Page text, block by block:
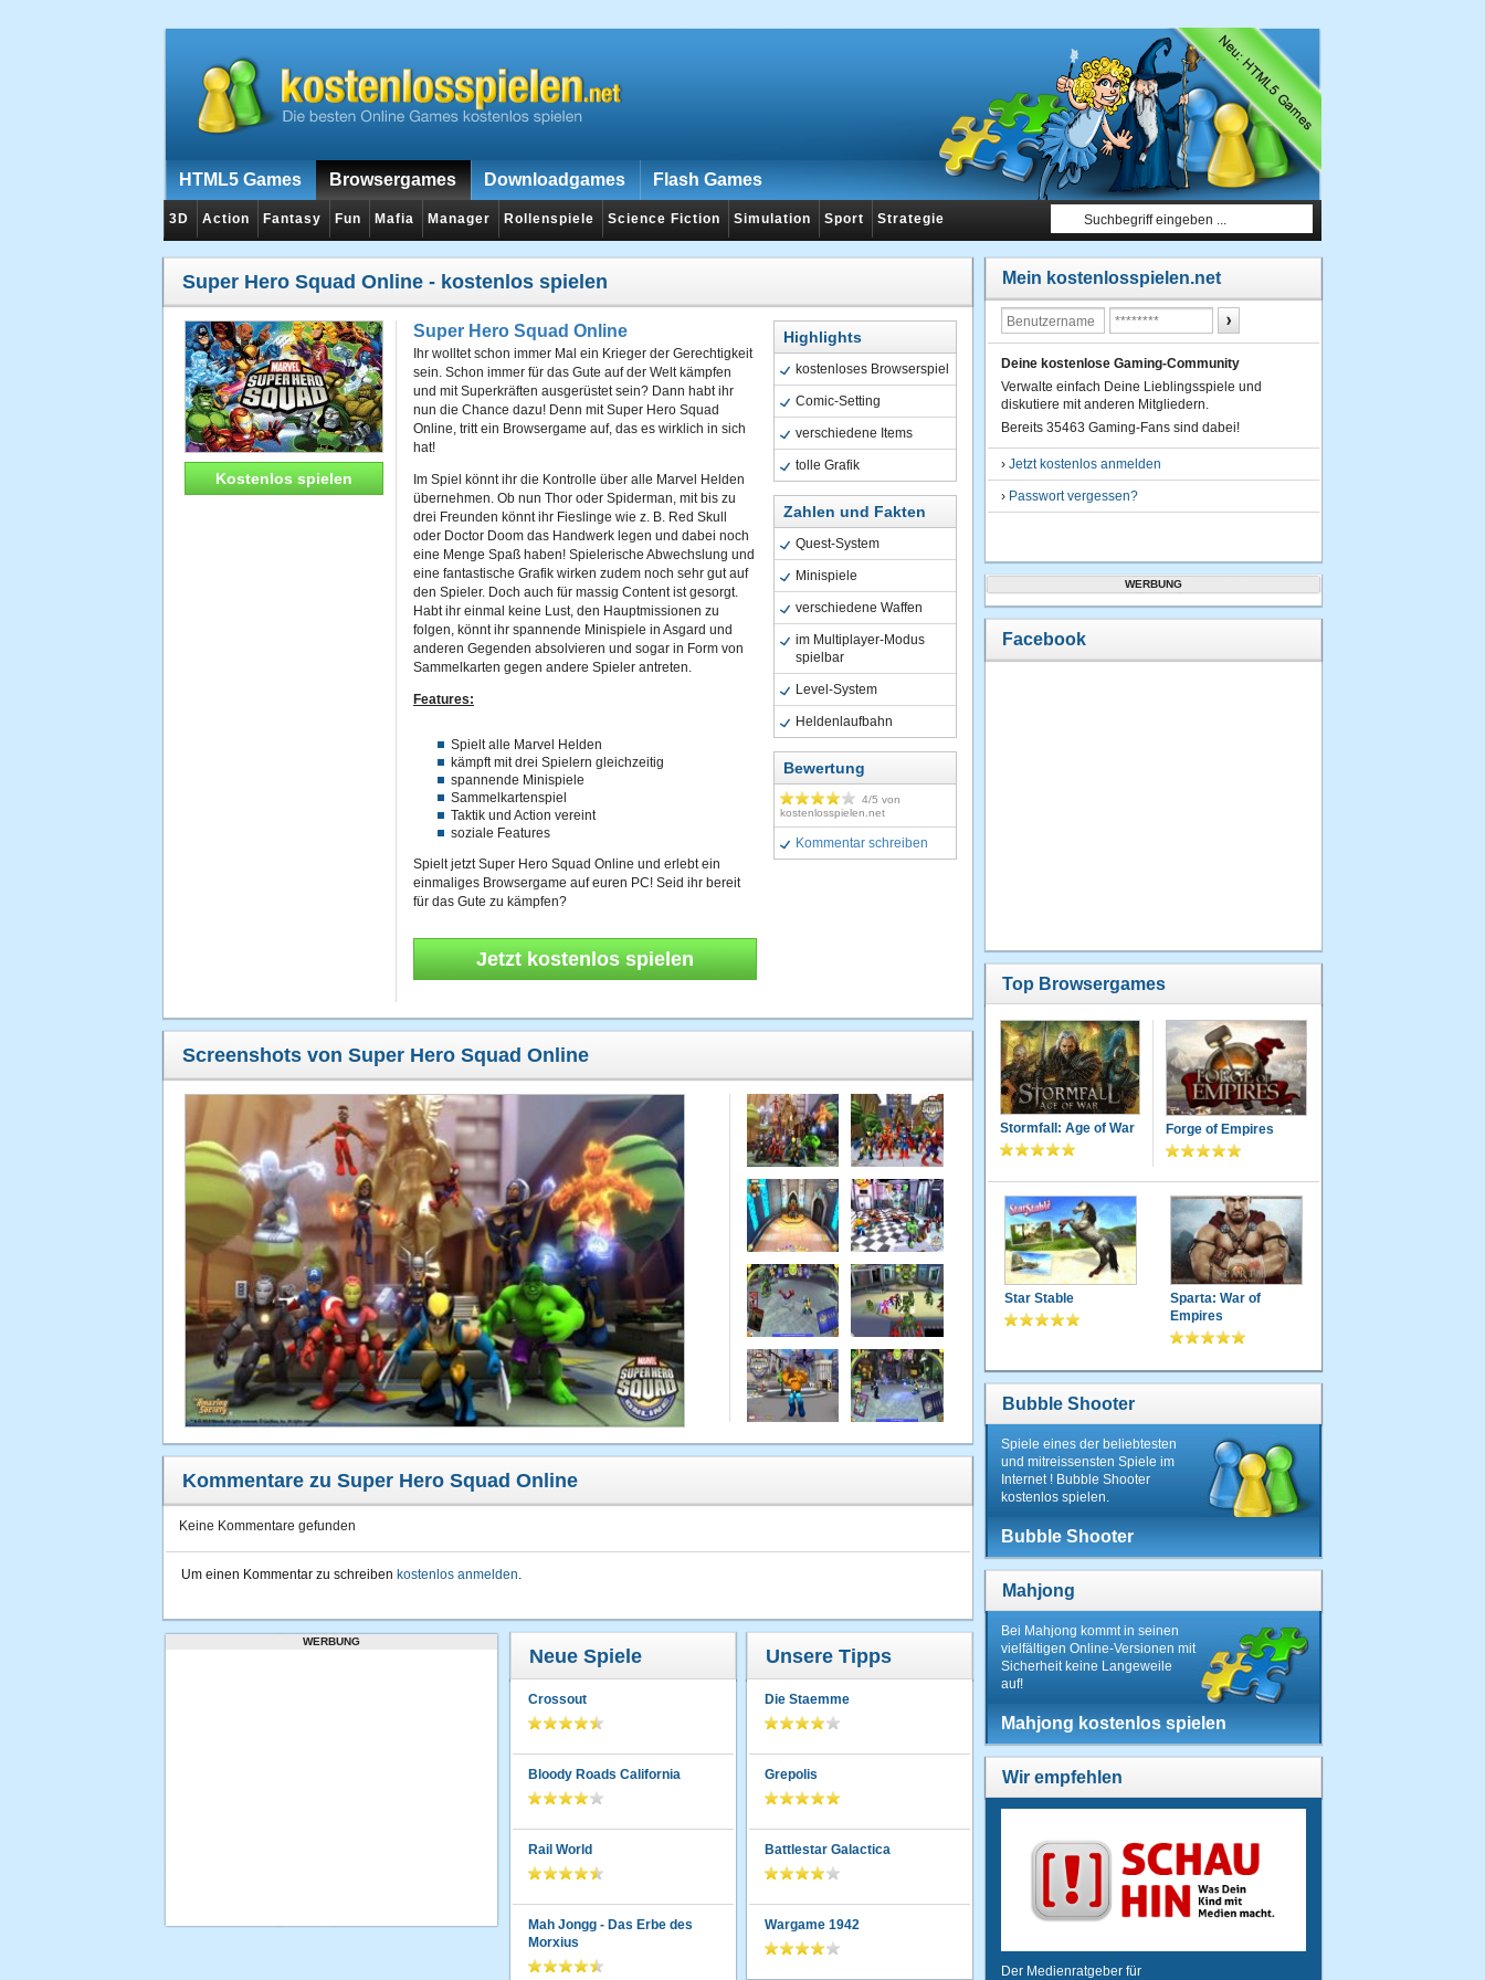
HTML5 Games Browsergames Downloadgames Flash Games
3D Action Fantasy Fun Mafia Manager Rollenspiele Science Fiction Simulation Sport Strategie
Super Hero Squad Online - kostenlos spielen
Kostenlos spielen
Super Hero Squad Online
Ihr wolltet schon immer Mal ein Krieger der Gerechtigkeit
sein. Schon immer für das Gute auf der Welt kämpfen
und mit Superkräften ausgerüstet sein? Dann habt ihr
nun die Chance dazu! Denn mit Super Hero Squad
Online, tritt ein Browsergame auf, das es wirklich in sich
hat!
Im Spiel könnt ihr die Kontrolle über alle Marvel Helden
übernehmen. Ob nun Thor oder Spiderman, mit bis zu
drei Freunden könnt ihr Fieslinge wie z. B. Red Skull
oder Doctor Doom das Handwerk legen und dabei noch
eine Menge Spaß haben! Spielerische Abwechslung und
eine fantastische Grafik wirken zudem noch sehr gut auf
den Spieler. Doch auch für massig Content ist gesorgt.
Habt ihr einmal keine Lust, den Hauptmissionen zu
folgen, könnt ihr spannende Minispiele in Asgard und
anderen Gegenden absolvieren und sogar in Form von
Sammelkarten gegen andere Spieler antreten.
Features:
Spielt alle Marvel Helden
kämpft mit drei Spielern gleichzeitig
spannende Minispiele
Sammelkartenspiel
Taktik und Action vereint
soziale Features
Spielt jetzt Super Hero Squad Online und erlebt ein
einmaliges Browsergame auf euren PC! Seid ihr bereit
für das Gute zu kämpfen?
Jetzt kostenlos spielen
Highlights
kostenloses Browserspiel
Comic-Setting
verschiedene Items
tolle Grafik
Zahlen und Fakten
Quest-System
Minispiele
verschiedene Waffen
im Multiplayer-Modus
spielbar
Level-System
Heldenlaufbahn
Bewertung
4/5 von
kostenlosspielen.net
Kommentar schreiben
Screenshots von Super Hero Squad Online
Kommentare zu Super Hero Squad Online
Keine Kommentare gefunden
Um einen Kommentar zu schreiben kostenlos anmelden.
WERBUNG
Neue Spiele
Crossout
Bloody Roads California
Rail World
Mah Jongg - Das Erbe des
Morxius
Unsere Tipps
Die Staemme
Grepolis
Battlestar Galactica
Wargame 1942
Mein kostenlosspielen.net
Deine kostenlose Gaming-Community
Verwalte einfach Deine Lieblingsspiele und
diskutiere mit anderen Mitgliedern.
Bereits 35463 Gaming-Fans sind dabei!
› Jetzt kostenlos anmelden
› Passwort vergessen?
WERBUNG
Facebook
Top Browsergames
Stormfall: Age of War Forge of Empires
Star Stable
Sparta: War of
Empires
Bubble Shooter
Spiele eines der beliebtesten
und mitreissensten Spiele im
Internet ! Bubble Shooter
kostenlos spielen.
Bubble Shooter
Mahjong
Bei Mahjong kommt in seinen
vielfältigen Online-Versionen mit
Sicherheit keine Langeweile
auf!
Mahjong kostenlos spielen
Wir empfehlen
Der Medienratgeber für